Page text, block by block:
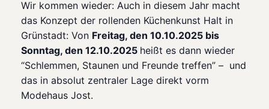
Wir kommen wieder: Auch in diesem Jahr macht
das Konzept der rollenden Küchenkunst Halt in
Grünstadt: Von Freitag, den 10.10.2025 bis
Sonntag, den 12.10.2025 heißt es dann wieder
“Schlemmen, Staunen und Freunde treffen” – und
das in absolut zentraler Lage direkt vorm
Modehaus Jost.